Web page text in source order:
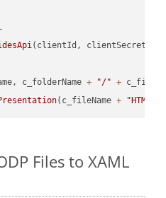
(clientId, clientSecret);
c_folderName + "/" +
(c_fileName + "HTML"
Files to XAML